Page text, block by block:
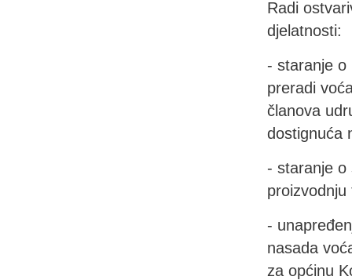
Radi
djelatnosti:
- staranje o
preradi
članova
dostignuća
- staranje o
-
nasada
za općinu